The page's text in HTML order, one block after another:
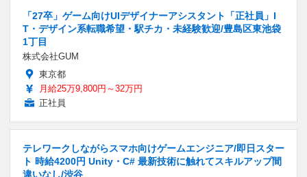
「27卒」ゲーム向けUIデザイナーアシスタント「正社員」I
T・デザイン系転職希望・駅チカ・未経験歓迎/豊島区東池袋
1丁目
株式会社GUM
東京都
月給25万9,800円～32万円
正社員
テレワークしながらスマホ向けゲームエンジニア/即日スター
ト 時給4200円 Unity・C# 最新技術に触れてスキルアップ間
違いなし/渋谷